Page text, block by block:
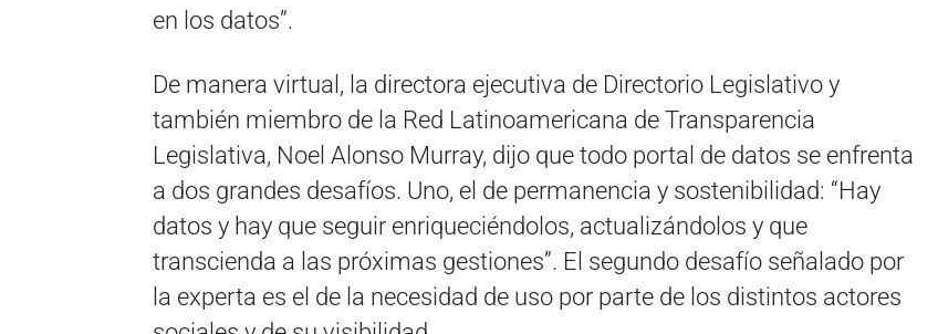
en los datos”.
De manera virtual, la directora ejecutiva de Directorio Legislativo y
también miembro de la Red Latinoamericana de Transparencia
Legislativa, Noel Alonso Murray, dijo que todo portal de datos se enfrenta
a dos grandes desafíos. Uno, el de permanencia y sostenibilidad: “Hay
datos y hay que seguir enriqueciéndolos, actualizándolos y que
transcienda a las próximas gestiones”. El segundo desafío señalado por
la experta es el de la necesidad de uso por parte de los distintos actores